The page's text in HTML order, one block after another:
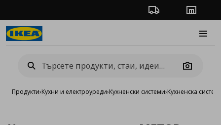
Проследяване на
Camera
Продукти›Кухни и електроуреди›Кухненски системи›Кухненска